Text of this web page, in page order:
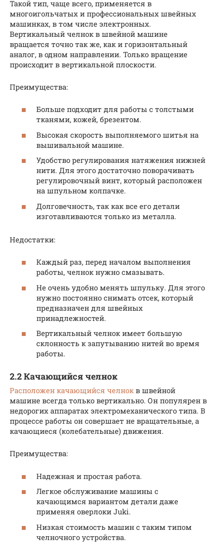
Такой тип, чаще всего, применяется в
многоигольчатых и профессиональных швейных
машинках, в том числе электронных.
Вертикальный челнок в швейной машине
вращается точно так же, как и горизонтальный
аналог, в одном направлении. Только вращение
происходит в вертикальной плоскости.
Преимущества:
Больше подходит для работы с толстыми
тканями, кожей, брезентом.
Высокая скорость выполняемого шитья на
вышивальной машине.
Удобство регулирования натяжения нижней
нити. Для этого достаточно поворачивать
регулировочный винт, который расположен
на шпульном колпачке.
Долговечность, так как все его детали
изготавливаются только из металла.
Недостатки:
Каждый раз, перед началом выполнения
работы, челнок нужно смазывать.
Не очень удобно менять шпульку. Для этого
нужно постоянно снимать отсек, который
предназначен для швейных
принадлежностей.
Вертикальный челнок имеет большую
склонность к запутыванию нитей во время
работы.
2.2 Качающийся челнок
Расположен качающийся челнок в швейной
машине всегда только вертикально. Он популярен в
недорогих аппаратах электромеханического типа. В
процессе работы он совершает не вращательные, а
качающиеся (колебательные) движения.
Преимущества:
Надежная и простая работа.
Легкое обслуживание машины с
качающимся вариантом детали даже
применяя оверлоки Juki.
Низкая стоимость машин с таким типом
челночного устройства.